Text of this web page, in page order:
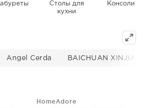
Столы для
кухни
Консоли
Angel Cerda BAICHUAN
HomeAdore